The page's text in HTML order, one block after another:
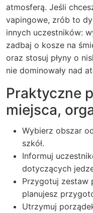
atmosferą. Jeśli
vapingowe, zrób to
innych uczestników:
zadbaj o kosze na
oraz stosuj płyny o
nie dominowały nad
Praktyczne
miejsca,
Wybierz obszar
szkół.
Informuj
dotyczących
Przygotuj zestaw
planujesz
Utrzymuj